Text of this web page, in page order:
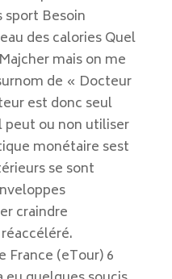
sport Besoin
des calories Quel
mais on me
de « Docteur
est donc seul
peut ou non utiliser
monétaire sest
se sont
craindre
France (eTour) 6